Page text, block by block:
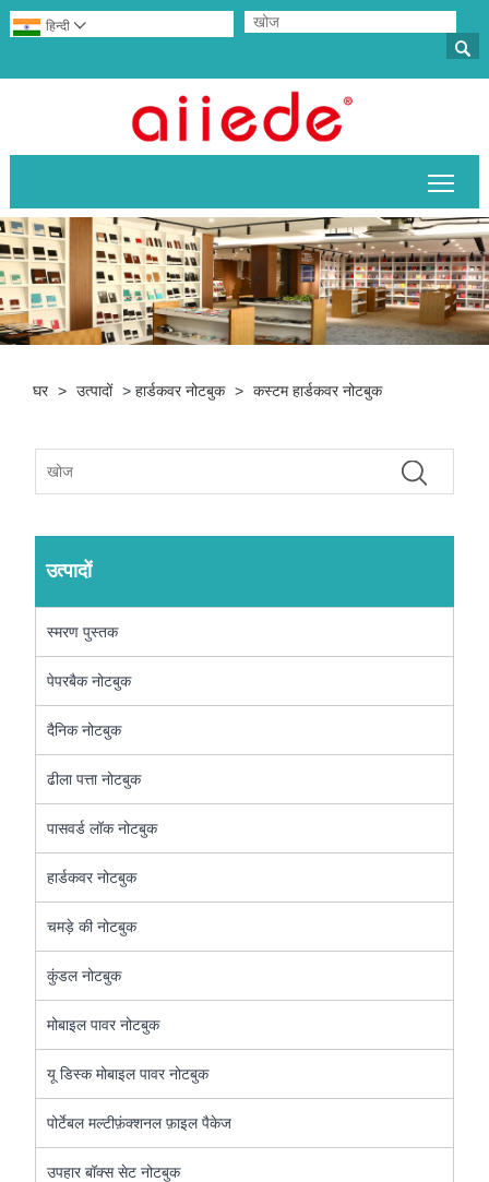

हिन्दी 
घर > उत्पादों >हार्डकवर नोटबुक > कस्टम हार्डकवर नोटबुक
उत्पादों
स्मरण पुस्तक
पेपरबैक नोटबुक
दैनिक नोटबुक
ढीला पत्ता नोटबुक
पासवर्ड लॉक नोटबुक
हार्डकवर नोटबुक
चमड़े की नोटबुक
कुंडल नोटबुक
मोबाइल पावर नोटबुक
यू डिस्क मोबाइल पावर नोटबुक
पोर्टेबल मल्टीफ़ंक्शनल फ़ाइल पैकेज
उपहार बॉक्स सेट नोटबुक